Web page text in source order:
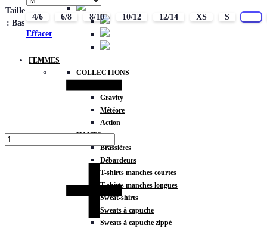
FEMMES
COLLECTIONS
Gravity
Météore
Action
HAUTS
Brassières
Débardeurs
T-shirts manches courtes
T-shirts manches longues
Sweat-shirts
Sweats à capuche
Sweats à capuche zippé
Taille
: Bas
4/6 6/8 8/10 10/12 12/14 XS S
Effacer